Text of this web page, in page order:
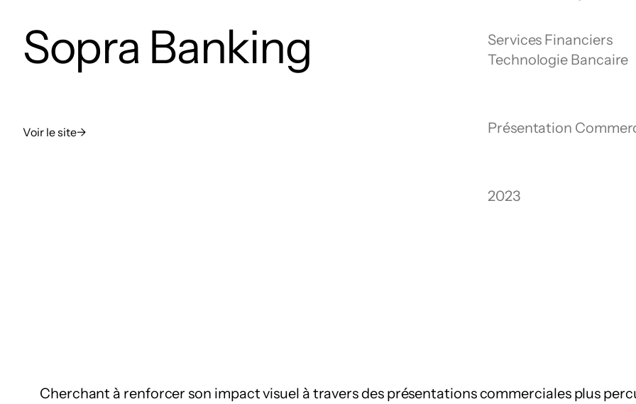
Sopra Banking
Voir le site→
Services Financiers
Technologie Bancaire
Présentation
2023
Cherchant à renforcer son impact visuel à travers des présentations commerciales plus